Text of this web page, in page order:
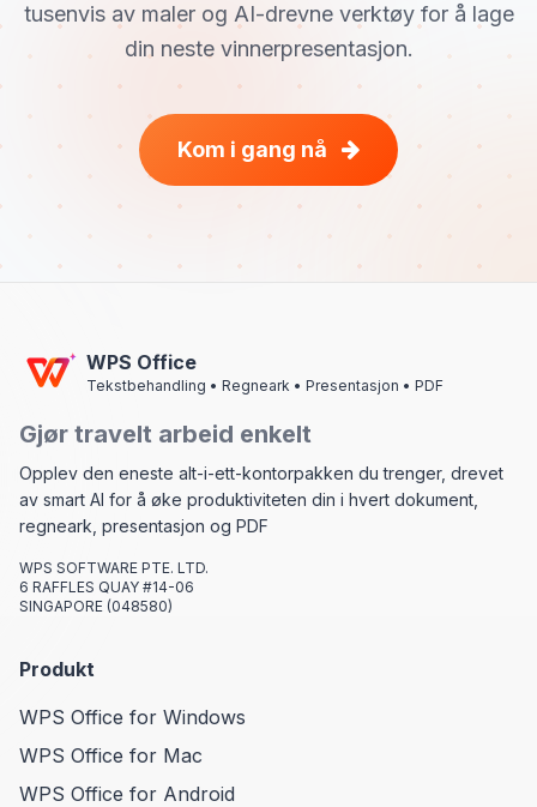
tusenvis av maler og AI-drevne verktøy for å lage
din neste vinnerpresentasjon.
Kom i gang nå
WPS Office
Tekstbehandling • Regneark • Presentasjon • PDF
Gjør travelt arbeid enkelt
Opplev den eneste alt-i-ett-kontorpakken du trenger, drevet
av smart AI for å øke produktiviteten din i hvert dokument,
regneark, presentasjon og PDF
WPS SOFTWARE PTE. LTD.
6 RAFFLES QUAY #14-06
SINGAPORE (048580)
Produkt
WPS Office for Windows
WPS Office for Mac
WPS Office for Android